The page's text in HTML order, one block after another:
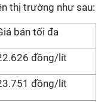
thị trường như sau:
bán tối đa
đồng/lít
đồng/lít